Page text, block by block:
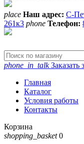
place Наш адрес: С-
261к3 phone Телефон:
phone_in_talkЗаказать
Главная
Каталог
Условия работы
Контакты
Корзина
shopping_basket 0